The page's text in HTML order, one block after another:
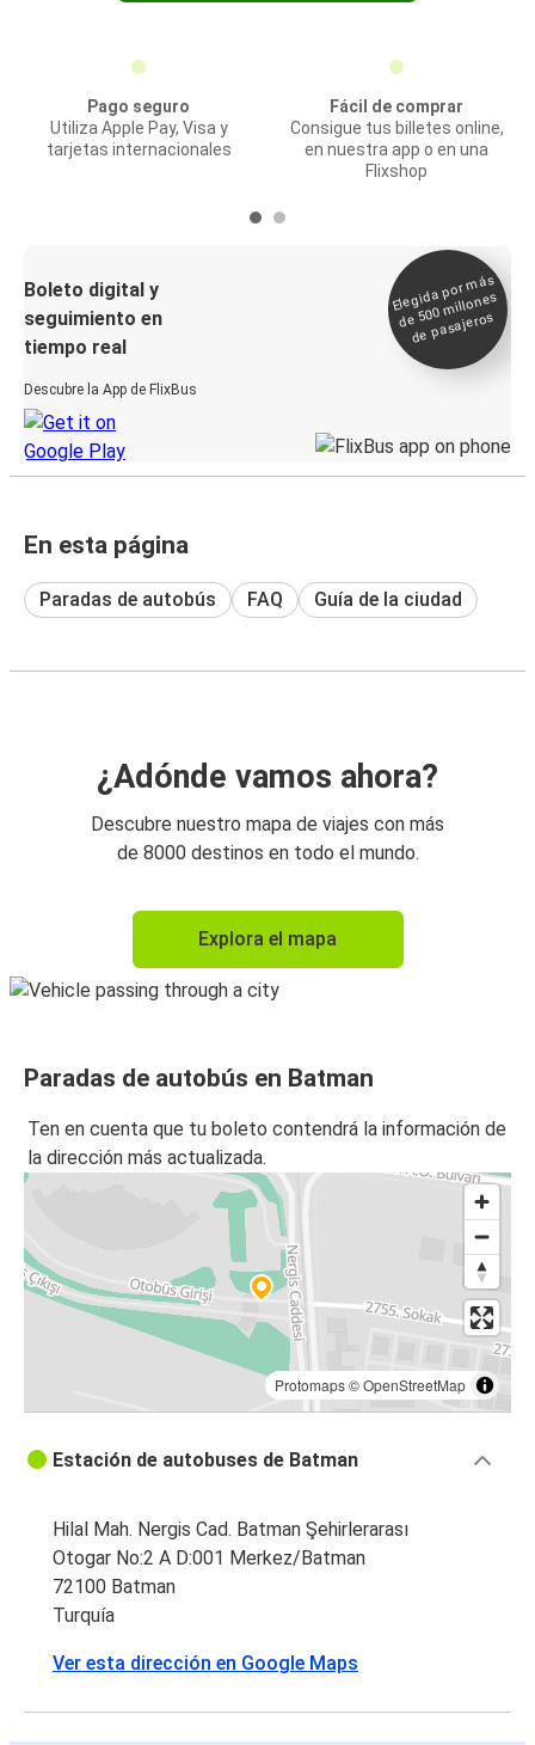
Pago seguro
Utiliza Apple Pay, Visa y
tarjetas internacionales
Fácil de comprar
Consigue tus billetes online,
en nuestra app o en una
Flixshop
Boleto digital y
seguimiento en
tiempo real
Descubre la App de FlixBus
Elegida por
más
de 500
millones
de pasajeros
En esta página
Paradas de autobús FAQ Guía de la ciudad
¿Adónde vamos ahora?
Descubre nuestro mapa de viajes con más
de 8000 destinos en todo el mundo.
Explora el mapa
Paradas de autobús en Batman
Ten en cuenta que tu boleto contendrá la información de
la dirección más actualizada.
Protomaps©OpenStreetMap
Estación de autobuses de Batman
Hilal Mah. Nergis Cad. Batman Şehirlerarası
Otogar No:2 A D:001 Merkez/Batman
72100 Batman
Turquía
Ver esta dirección en Google Maps